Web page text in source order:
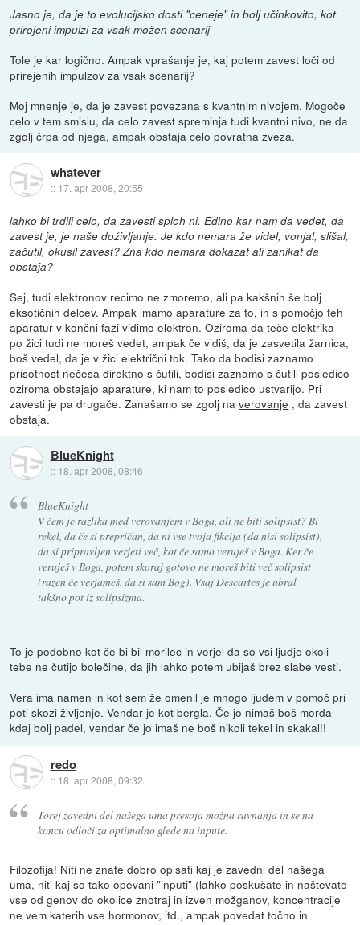
Jasno je, da je to evolucijsko dosti "ceneje" in bolj učinkovito, kot
prirojeni impulzi za vsak možen scenarij
Tole je kar logično. Ampak vprašanje je, kaj potem zavest loči od
prirejenih impulzov za vsak scenarij?
Moj mnenje je, da je zavest povezana s kvantnim nivojem. Mogoče
celo v tem smislu, da celo zavest spreminja tudi kvantni nivo, ne da
zgolj črpa od njega, ampak obstaja celo povratna zveza.
whatever
:: 17. apr 2008, 20:55
lahko bi trdili celo, da zavesti sploh ni. Edino kar nam da vedet, da
zavest je, je naše doživljanje. Je kdo nemara že videl, vonjal, slišal,
začutil, okusil zavest? Zna kdo nemara dokazat ali zanikat da
obstaja?
Sej, tudi elektronov recimo ne zmoremo, ali pa kakšnih še bolj
eksotičnih delcev. Ampak imamo aparature za to, in s pomočjo teh
aparatur v končni fazi vidimo elektron. Oziroma da teče elektrika
po žici tudi ne moreš vedet, ampak če vidiš, da je zasvetila žarnica,
boš vedel, da je v žici električni tok. Tako da bodisi zaznamo
prisotnost nečesa direktno s čutili, bodisi zaznamo s čutili posledico
oziroma obstajajo aparature, ki nam to posledico ustvarijo. Pri
zavesti je pa drugače. Zanašamo se zgolj naverovanje , da zavest
obstaja.
BlueKnight
:: 18. apr 2008, 08:46
BlueKnight
V čem je razlika med verovanjem v Boga, ali ne biti solipsist? Bi
rekel, da če si prepričan, da ni vse tvoja fikcija (da nisi solipsist),
da si pripravljen verjeti več, kot če samo veruješ v Boga. Ker če
veruješ v Boga, potem skoraj gotovo ne moreš biti več solipsist
(razen če verjameš, da si sam Bog). Vsaj Descartes je ubral
takšno pot iz solipsizma.
To je podobno kot če bi bil morilec in verjel da so vsi ljudje okoli
tebe ne čutijo bolečine, da jih lahko potem ubijaš brez slabe vesti.
Vera ima namen in kot sem že omenil je mnogo ljudem v pomoč pri
poti skozi življenje. Vendar je kot bergla. Če jo nimaš boš morda
kdaj bolj padel, vendar če jo imaš ne boš nikoli tekel in skakal!!
redo
:: 18. apr 2008, 09:32
Torej zavedni del našega uma presoja možna ravnanja in se na
koncu odloči za optimalno glede na inpute.
Filozofija! Niti ne znate dobro opisati kaj je zavedni del našega
uma, niti kaj so tako opevani "inputi" (lahko poskušate in naštevate
vse od genov do okolice znotraj in izven možganov, koncentracije
ne vem katerih vse hormonov, itd., ampak povedat točno in